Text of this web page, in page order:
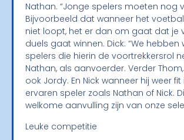
Nathan. “Jonge spelers moeten nog
Bijvoorbeeld dat wanneer het
niet loopt, het er dan om gaat dat je
duels gaat winnen. Dick: “We
spelers die hierin de voortrekkersrol
Nathan, als aanvoerder. Verder
ook Jordy. En Nick wanneer hij weer fit
ervaren speler zoals Nathan of Nick.
welkome aanvulling zijn van onze
Leuke competitie